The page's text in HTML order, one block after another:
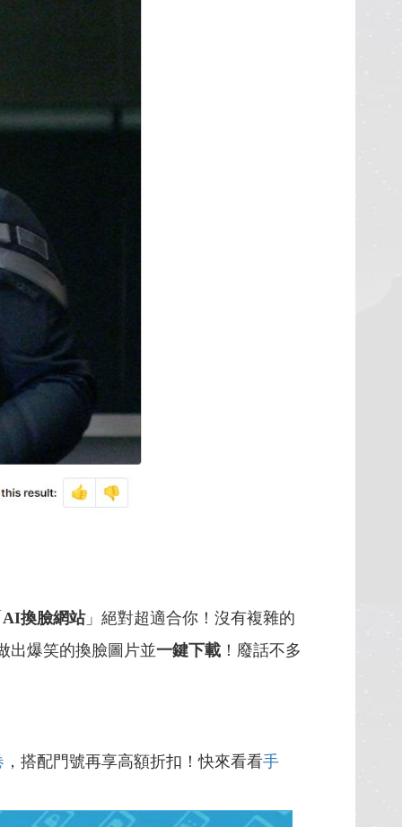
AI換臉網站」絕對超適合你！沒有複雜的
出爆笑的換臉圖片並一鍵下載 ！廢話不多
，搭配門號再享高額折扣！快來看看手